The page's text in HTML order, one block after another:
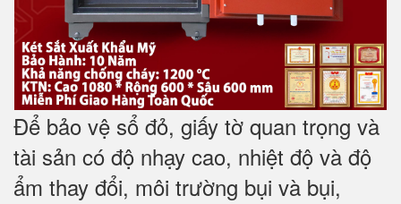
Để bảo vệ sổ đỏ, giấy tờ quan trọng và
tài sản có độ nhạy cao, nhiệt độ và độ
ẩm thay đổi, môi trường bụi và bụi,